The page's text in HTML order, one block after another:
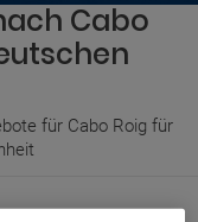
Cabo
für Cabo Roig für